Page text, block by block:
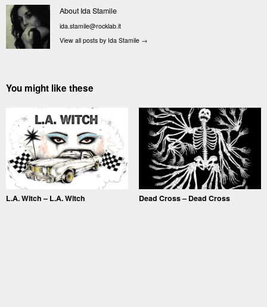
About Ida Stamile
ida.stamile@rocklab.it
View all posts by Ida Stamile →
You might like these
L.A. Witch – L.A. Witch Dead Cross – Dead Cross